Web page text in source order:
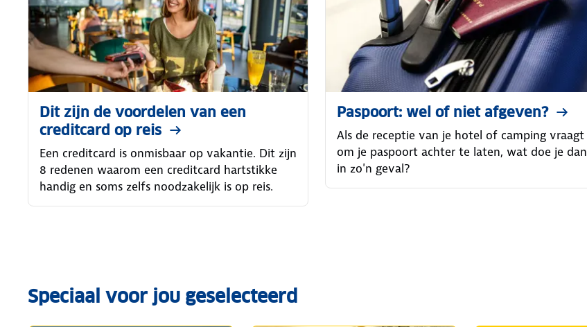
Dit zijn de voordelen van een
creditcard op reis
Een creditcard is onmisbaar op vakantie. Dit zijn
8 redenen waarom een creditcard hartstikke
handig en soms zelfs noodzakelijk is op reis.
Paspoort: wel of niet afgeven?
Als de receptie van je hotel of camping vraagt
om je paspoort achter te laten, wat doe je dan
in zo'n geval?
Speciaal voor jou geselecteerd